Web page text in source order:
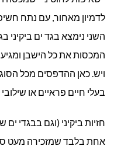
לדמיון מאחור, עם נתח
השני נימצא בגד ים ביקיני
המכסות את כל הישבן
ויש. כאן ההדפסים מכל
בעלי חיים פראיים או
חזיות ביקיני (וגם בבגדי
אחת בלבד שמזכירה מעט